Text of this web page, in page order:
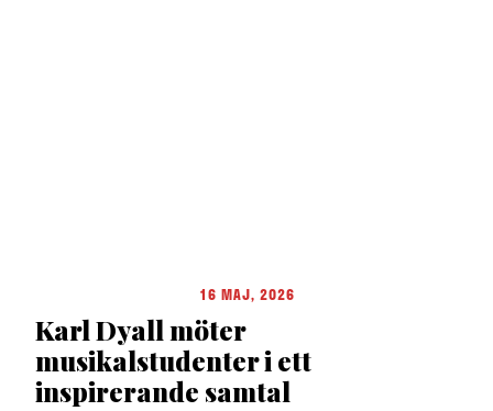
16 MAJ, 2026
Karl Dyall möter
musikalstudenter i ett
inspirerande samtal